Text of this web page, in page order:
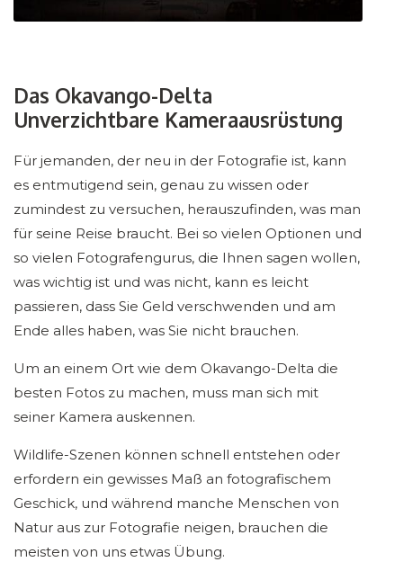
Das Okavango-Delta
Unverzichtbare Kameraausrüstung
Für jemanden, der neu in der Fotografie ist, kann
es entmutigend sein, genau zu wissen oder
zumindest zu versuchen, herauszufinden, was man
für seine Reise braucht. Bei so vielen Optionen und
so vielen Fotografengurus, die Ihnen sagen wollen,
was wichtig ist und was nicht, kann es leicht
passieren, dass Sie Geld verschwenden und am
Ende alles haben, was Sie nicht brauchen.
Um an einem Ort wie dem Okavango-Delta die
besten Fotos zu machen, muss man sich mit
seiner Kamera auskennen.
Wildlife-Szenen können schnell entstehen oder
erfordern ein gewisses Maß an fotografischem
Geschick, und während manche Menschen von
Natur aus zur Fotografie neigen, brauchen die
meisten von uns etwas Übung.